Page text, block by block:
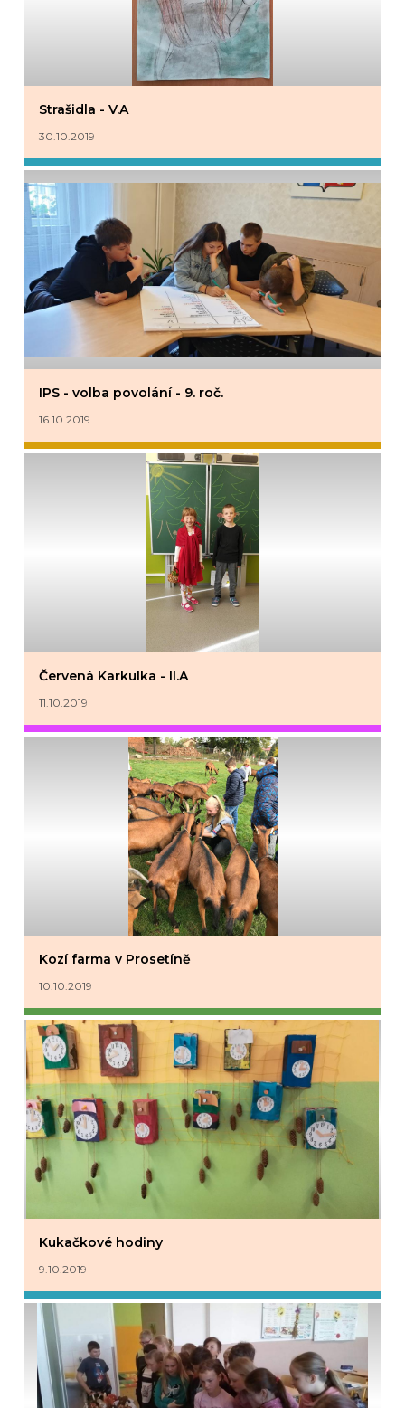
Strašidla - V.A
30.10.2019
IPS - volba povolání - 9. roč.
16.10.2019
Červená Karkulka - II.A
11.10.2019
Kozí farma v Prosetíně
10.10.2019
Kukačkové hodiny
9.10.2019